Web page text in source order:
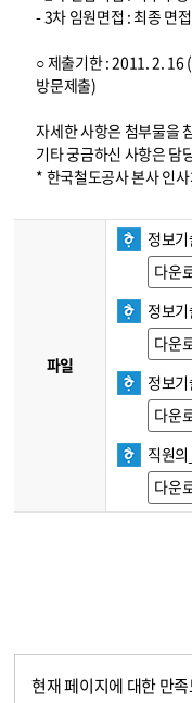
- 3차 임원면접 : 최종 면접
○ 제출기한 : 2011. 2. 16
방문제출)
자세한 사항은 첨부물을
기타 궁금하신 사항은 담
* 한국철도공사 본사 인
파일
정보
다운
정보
다운
정보
다운
직원
다운
현재 페이지에 대한 만